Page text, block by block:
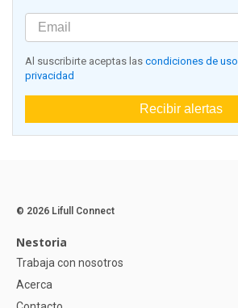
Al suscribirte aceptas las condiciones de uso
privacidad
Recibir alertas
© 2026 Lifull Connect
Nestoria
Trabaja con nosotros
Acerca